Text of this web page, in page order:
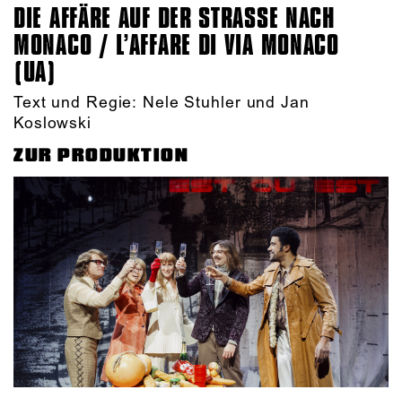
DIE AFFÄRE AUF DER STRASSE NACH M
ONACO / L’AFFARE DI VIA MONACO (
UA)
Text und Regie: Nele Stuhler und Jan
Koslowski
ZUR PRODUKTION